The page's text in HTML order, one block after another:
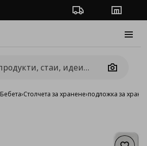
Проследяване на
Camera
Бебета›Столчета за хранене›подложка за